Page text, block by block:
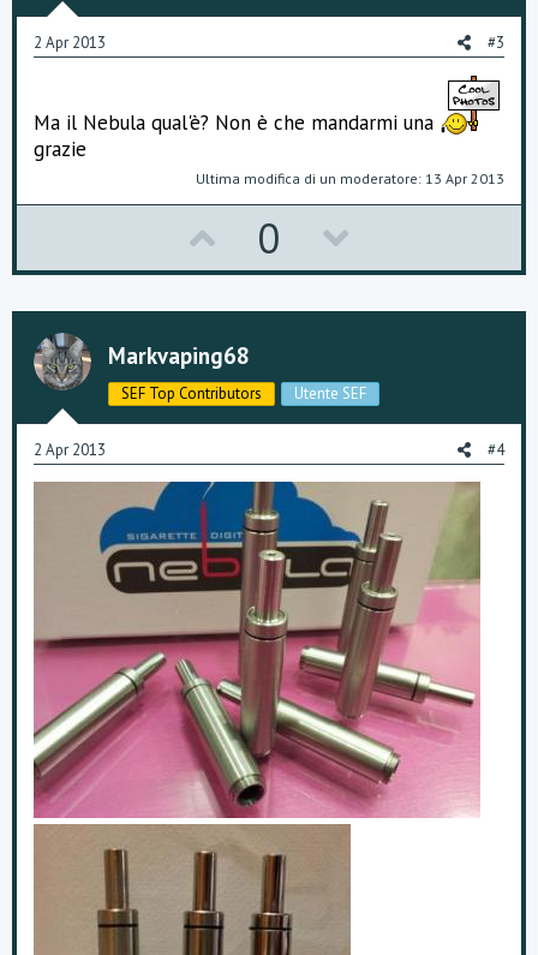
e o
t
e
2 Apr 2013 #3
Ma il Nebula qual'è? Non è che mandarmi una
grazie
Ultima modifica di un moderatore: 13 Apr 2013
p
v
o
t
e
0
o
w
v
o
t
e
Markvaping68
SEF Top Contributors Utente SEF
2 Apr 2013 #4